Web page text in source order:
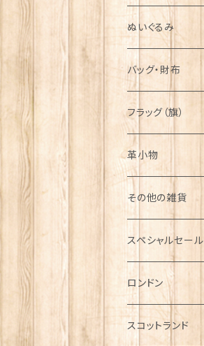
ぬいぐるみ
バッグ・財布
フラッグ（旗）
革小物
その他の雑貨
ミニカー
チャーム
犬グッズ
スペシャルセール
ロンドン
スコットランド